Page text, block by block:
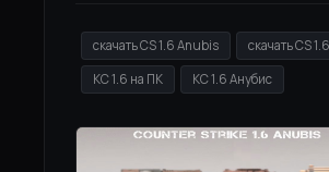
скачать CS 1.6 Anubis скачать CS
КС 1.6 на ПК КС 1.6 Анубис